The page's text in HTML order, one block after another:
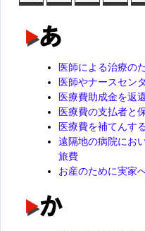
医師による治療の
医師やナースセン
医療費助成金を返
医療費の支払者と
医療費を補てんす
遠隔地の病院にお
旅費
お産のために実家